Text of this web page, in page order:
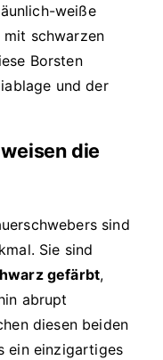
weiße
mit schwarzen
Borsten
und der
die
sind
Sie sind
gefärbt,
abrupt
diesen beiden
ein einzigartiges